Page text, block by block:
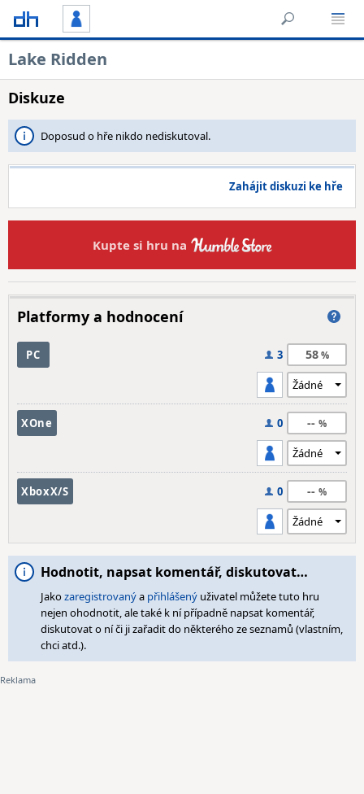
Lake Ridden
Diskuze
Doposud o hře nikdo nediskutoval.
Zahájit diskuzi ke hře
Kupte si hru na
Platformy a hodnocení
PC 3 58
XOne 0 --
XboxX/S 0 --
Hodnotit, napsat komentář, diskutovat…
Jakozaregistrovanýa přihlášený uživatel můžete tuto hru
nejen ohodnotit, ale také k ní případně napsat komentář,
diskutovat o ní či ji zařadit do některého ze seznamů (vlastním,
chci atd.).